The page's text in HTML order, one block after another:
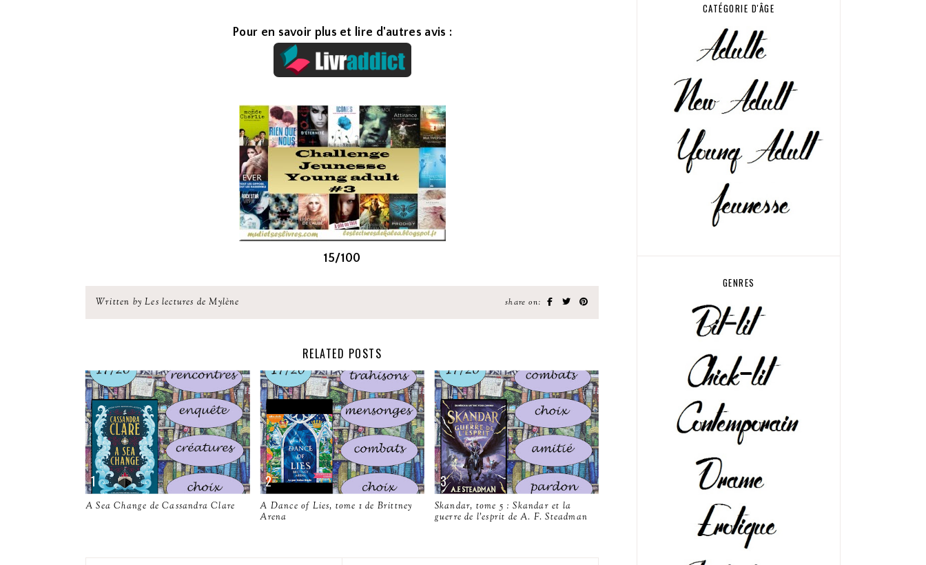
Pour en savoir plus et lire d'autres avis :
15/100
Written by Les lectures de Mylène share on:
RELATED POSTS
A Sea Change de Cassandra Clare
A Dance of Lies, tome 1 de Brittney
Arena
Skandar, tome 5 : Skandar et la
guerre de l'esprit de A. F. Steadman
CATÉGORIE D'ÂGE
GENRES